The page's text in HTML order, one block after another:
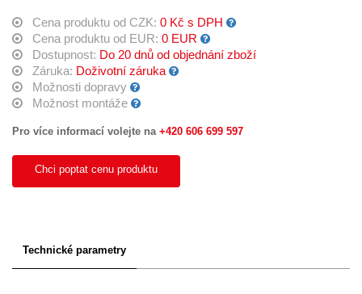
Cena produktu od CZK: 0 Kč s DPH
Cena produktu od EUR: 0 EUR
Dostupnost: Do 20 dnů od objednání zboží
Záruka: Doživotní záruka
Možnosti dopravy
Možnost montáže
Pro více informací volejte na +420 606 699 597
Chci poptat cenu produktu
Technické parametry